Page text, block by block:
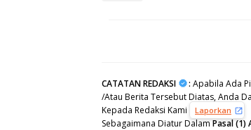
CATATAN REDAKSI : Apabila Ada
/Atau Berita Tersebut Diatas, Anda
Kepada Redaksi Kami
Laporkan
Sebagaimana Diatur DalamPasal (1)